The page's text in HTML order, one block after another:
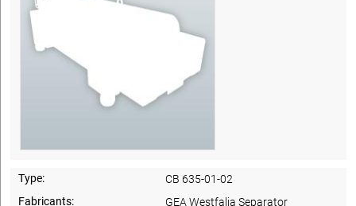
Type:
CB 635-01-02
Fabricants:
GEA Westfalia Separator